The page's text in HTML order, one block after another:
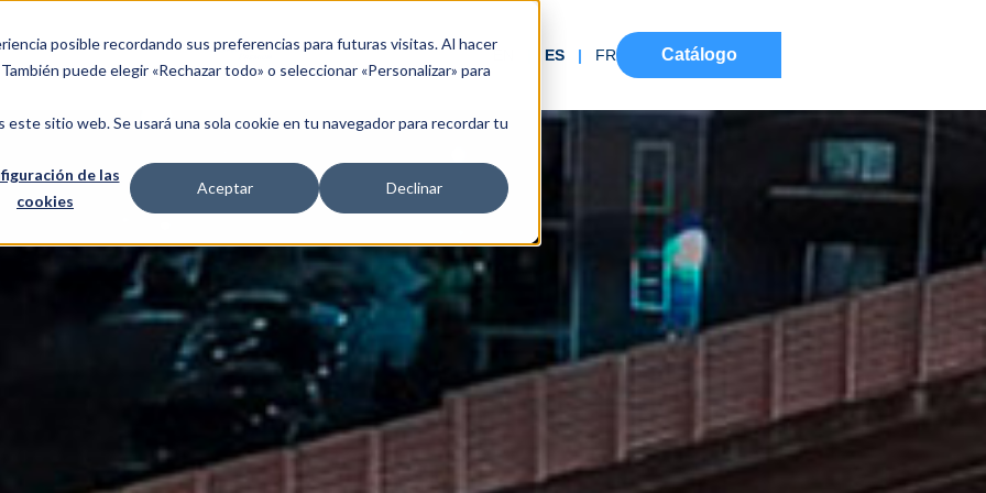
posible recordando sus preferencias para futuras visitas. Al hacer
puede elegir «Rechazar todo» o seleccionar «Personalizar» para
sitio web. Se usará una sola cookie en tu navegador para recordar tu
de las
cookies
Aceptar Declinar
EN ES | FR Catálogo